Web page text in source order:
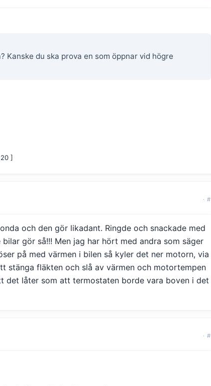
du ska prova en som öppnar vid högre
]
· #
och den gör likadant. Ringde och snackade med
gör så!!! Men jag har hört med andra som säger
på med värmen i bilen så kyler det ner motorn, via
stänga fläkten och slå av värmen och motortempen
det låter som att termostaten borde vara boven i det
· #